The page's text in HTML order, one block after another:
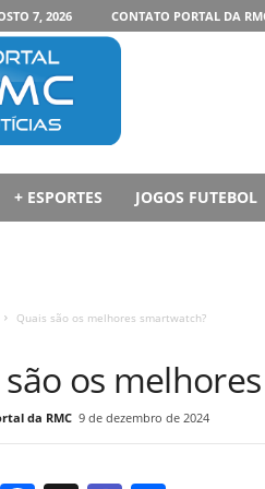
7, 2026 CONTATO PORTAL DA
+ ESPORTES JOGOS FUTEBOL
Quais são os melhores smartwatch?
os
da RMC 9 de dezembro de 2024